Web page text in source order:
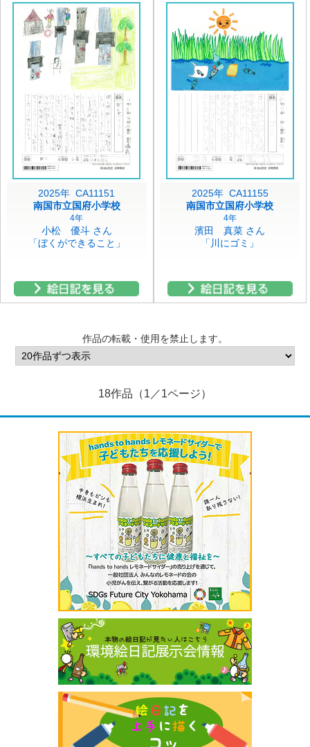
2025年 CA11151
南国市立国府小学校
4年
小松 優斗 さん
「ぼくができること」
2025年 CA11155
南国市立国府小学校
4年
濱田 真菜 さん
「川にゴミ」
作品の転載・使用を禁止します。
18作品（1／1ページ）